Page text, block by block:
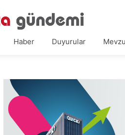
Haber Duyurular